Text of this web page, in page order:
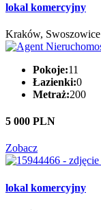
lokal komercyjny
Kraków, Swoszowice
Pokoje:11
Łazienki:0
Metraż:200
5 000 PLN
Zobacz
lokal komercyjny